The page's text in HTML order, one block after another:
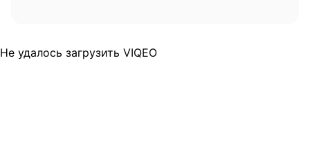
Не удалось загрузить VIQEO